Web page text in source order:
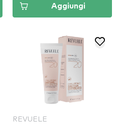
Aggiungi
REVUELE